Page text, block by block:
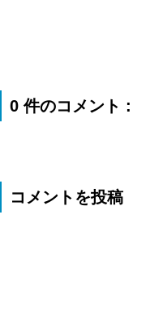
0 件のコメント :
コメントを投稿